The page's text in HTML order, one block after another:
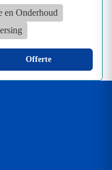
en Onderhoud
Offerte